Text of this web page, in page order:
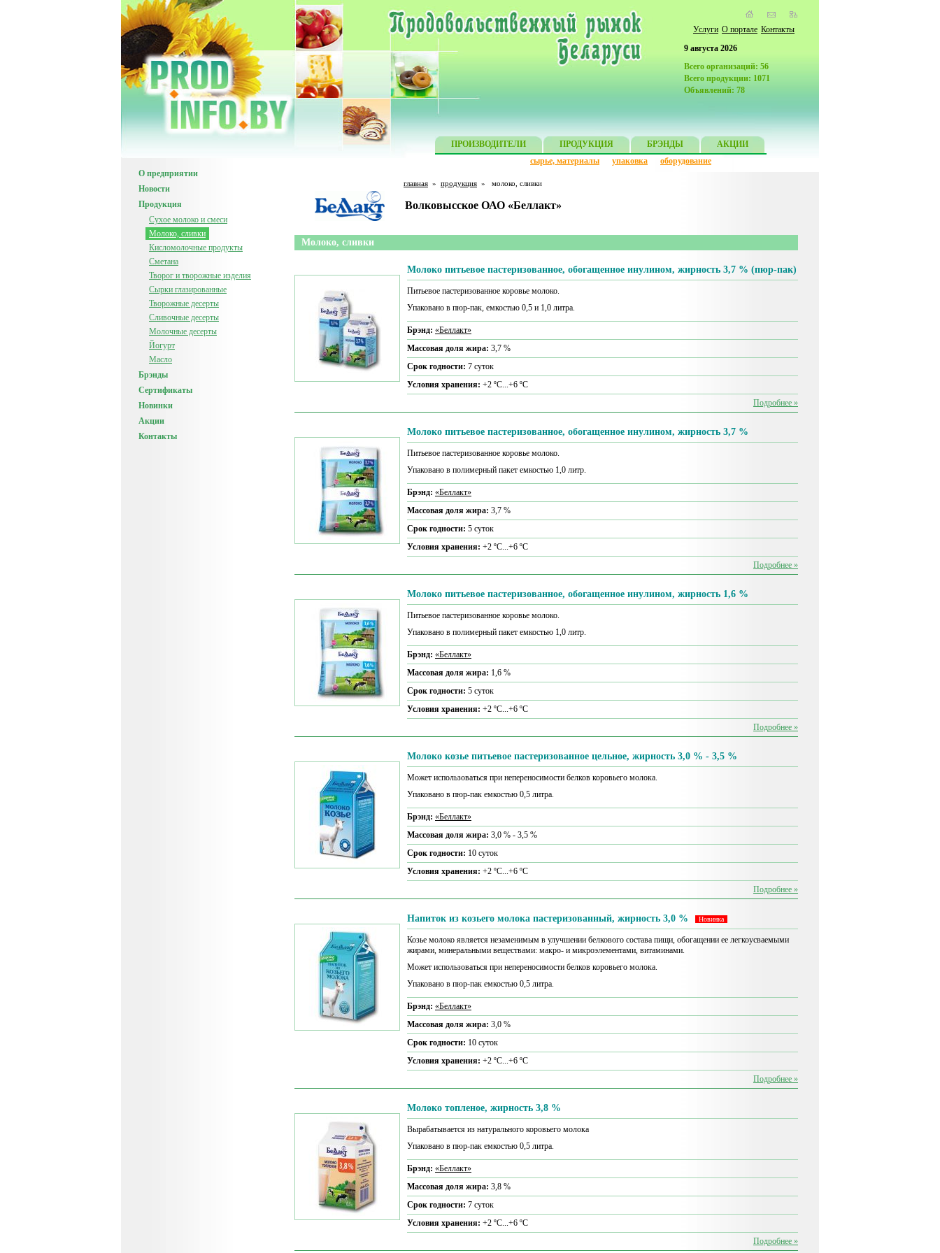
9 августа 2026
Всего организаций: 56
Всего продукции: 1071
Объявлений: 78
ПРОИЗВОДИТЕЛИ ПРОДУКЦИЯ БРЭНДЫ
АКЦИИ
сырье, материалы
упаковка оборудование
Услуги О портале Контакты
О предприятии
Новости
Продукция
Сухое молоко и смеси
Молоко, сливки
Кисломолочные продукты
Сметана
Творог и творожные изделия
Сырки глазированные
Творожные десерты
Сливочные десерты
Молочные десерты
Йогурт
Масло
Брэнды
Сертификаты
Новинки
Акции
Контакты
главная » продукция » молоко, сливки
Волковысское ОАО «Беллакт»
Молоко, сливки
Молоко питьевое пастеризованное, обогащенное инулином, жирность 3,7 % (пюр-пак)
Питьевое пастеризованное коровье молоко.
Упаковано в пюр-пак, емкостью 0,5 и 1,0 литра.
Брэнд: «Беллакт»
Массовая доля жира: 3,7 %
Срок годности: 7 суток
Условия хранения: +2 ºС...+6 ºС
Подробнее »
Молоко питьевое пастеризованное, обогащенное инулином, жирность 3,7 %
Питьевое пастеризованное коровье молоко.
Упаковано в полимерный пакет емкостью 1,0 литр.
Брэнд: «Беллакт»
Массовая доля жира: 3,7 %
Срок годности: 5 суток
Условия хранения: +2 ºС...+6 ºС
Подробнее »
Молоко питьевое пастеризованное, обогащенное инулином, жирность 1,6 %
Питьевое пастеризованное коровье молоко.
Упаковано в полимерный пакет емкостью 1,0 литр.
Брэнд: «Беллакт»
Массовая доля жира: 1,6 %
Срок годности: 5 суток
Условия хранения: +2 ºС...+6 ºС
Подробнее »
Молоко козье питьевое пастеризованное цельное, жирность 3,0 % - 3,5 %
Может использоваться при непереносимости белков коровьего молока.
Упаковано в пюр-пак емкостью 0,5 литра.
Брэнд: «Беллакт»
Массовая доля жира: 3,0 % - 3,5 %
Срок годности: 10 суток
Условия хранения: +2 ºС...+6 ºС
Подробнее »
Напиток из козьего молока пастеризованный, жирность 3,0 % Новинка
Козье молоко является незаменимым в улучшении белкового состава пищи, обогащении ее легкоусваемыми
жирами, минеральными веществами: макро- и микроэлементами, витаминами.
Может использоваться при непереносимости белков коровьего молока.
Упаковано в пюр-пак емкостью 0,5 литра.
Брэнд: «Беллакт»
Массовая доля жира: 3,0 %
Срок годности: 10 суток
Условия хранения: +2 ºС...+6 ºС
Подробнее »
Молоко топленое, жирность 3,8 %
Вырабатывается из натурального коровьего молока
Упаковано в пюр-пак емкостью 0,5 литра.
Брэнд: «Беллакт»
Массовая доля жира: 3,8 %
Срок годности: 7 суток
Условия хранения: +2 ºС...+6 ºС
Подробнее »